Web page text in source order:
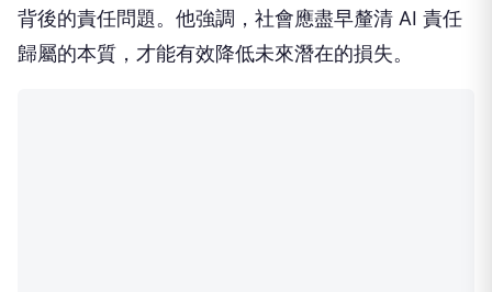
背後的責任問題。他強調，社會應盡早釐清 AI 責任
歸屬的本質，才能有效降低未來潛在的損失。